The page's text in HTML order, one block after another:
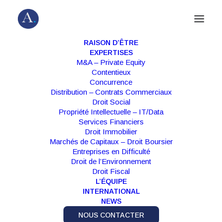
RAISON D’ÊTRE
EXPERTISES
M&A – Private Equity
Contentieux
Concurrence
Distribution – Contrats Commerciaux
Droit Social
Propriété Intellectuelle – IT/Data
Services Financiers
Droit Immobilier
Marchés de Capitaux – Droit Boursier
Entreprises en Difficulté
Droit de l’Environnement
Droit Fiscal
L’ÉQUIPE
INTERNATIONAL
NEWS
NOUS CONTACTER
Almain se distingue par la qualité et la
technicité d'avocats issus des plus grandes
firmes, une agilité supérieure, et des associés